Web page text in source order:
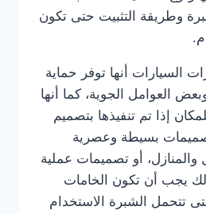
وطريقة التثبيت حتى تكون
السيارات أنها توفر حماية
العوامل الجوية، كما أنها
إذا تم تنفيذها بتصميم
بسيطة وعصرية
أو تصميمات عملية
يجب أن تكون الخامات
تتحمل الشبرة الاستخدام